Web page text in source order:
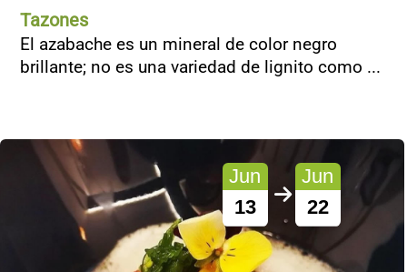
Tazones
El azabache es un mineral de color negro
brillante; no es una variedad de lignito como ...
Jun
13
Jun
22